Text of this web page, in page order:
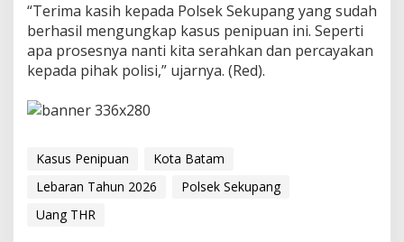
“Terima kasih kepada Polsek Sekupang yang sudah
berhasil mengungkap kasus penipuan ini. Seperti
apa prosesnya nanti kita serahkan dan percayakan
kepada pihak polisi,” ujarnya. (Red).
Kasus Penipuan
Kota Batam
Lebaran Tahun 2026
Polsek Sekupang
Uang THR